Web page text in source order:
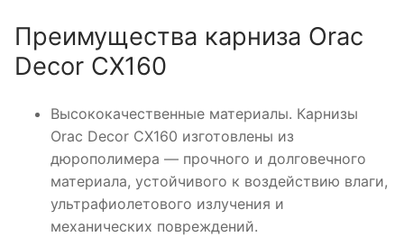
Преимущества карниза Orac
Decor CX160
Высококачественные материалы. Карнизы
Orac Decor CX160 изготовлены из
дюрополимера — прочного и долговечного
материала, устойчивого к воздействию влаги,
ультрафиолетового излучения и
механических повреждений.